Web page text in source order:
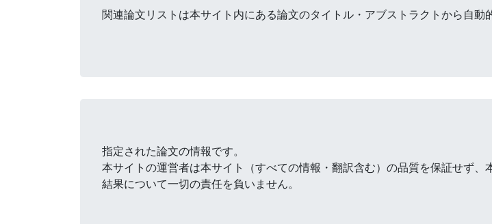
関連論文リストは本サイト内にある論文のタイトル・アブストラクトから自動
指定された論文の情報です。
本サイトの運営者は本サイト（すべての情報・翻訳含む）の品質を保証せず
結果について一切の責任を負いません。